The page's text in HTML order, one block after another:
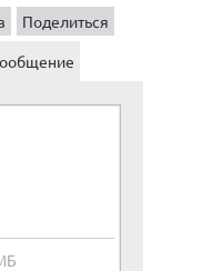
Поделиться